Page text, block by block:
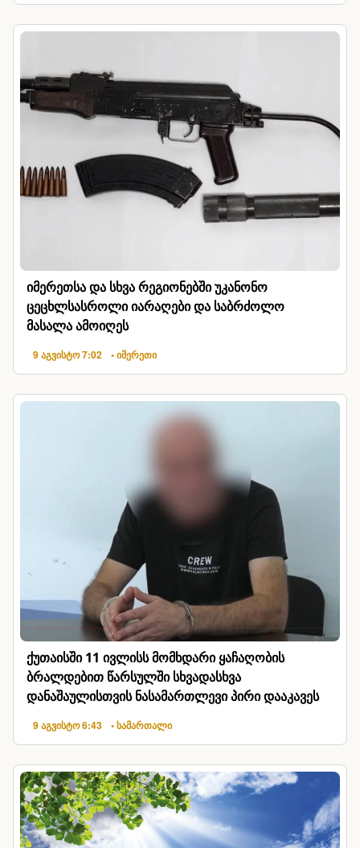
იმერეთსა და სხვა რეგიონებში უკანონო
ცეცხლსასროლი იარაღები და საბრძოლო
მასალა ამოიღეს
9 აგვისტო 7:02 • იმერეთი
ქუთაისში 11 ივლისს მომხდარი ყაჩაღობის
ბრალდებით წარსულში სხვადასხვა
დანაშაულისთვის ნასამართლევი პირი დააკავეს
9 აგვისტო 6:43 • სამართალი